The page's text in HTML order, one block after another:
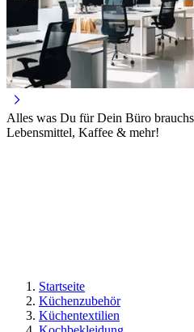
Alles was Du für Dein Büro
Lebensmittel, Kaffee & mehr!
Startseite
Küchenzubehör
Küchentextilien